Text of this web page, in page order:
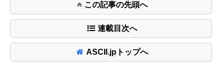
この記事の先頭へ
連載目次へ
ASCII.jpトップへ